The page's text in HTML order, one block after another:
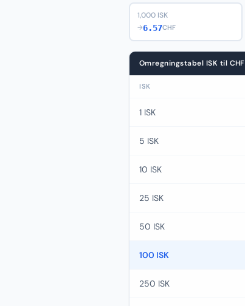
1,000 ISK
→6.57CHF
Omregningstabel ISK til CHF
ISK
1 ISK
5 ISK
10 ISK
25 ISK
50 ISK
100 ISK
250 ISK